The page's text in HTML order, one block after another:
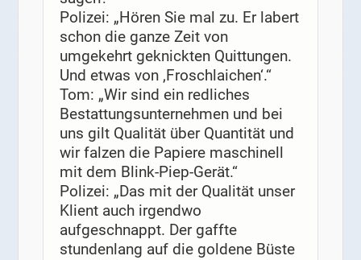
Polizei: „Hören Sie mal zu. Er labert
schon die ganze Zeit von
umgekehrt geknickten Quittungen.
Und etwas von ‚Froschlaichen‘.“
Tom: „Wir sind ein redliches
Bestattungsunternehmen und bei
uns gilt Qualität über Quantität und
wir falzen die Papiere maschinell
mit dem Blink-Piep-Gerät.“
Polizei: „Das mit der Qualität unser
Klient auch irgendwo
aufgeschnappt. Der gaffte
stundenlang auf die goldene Büste